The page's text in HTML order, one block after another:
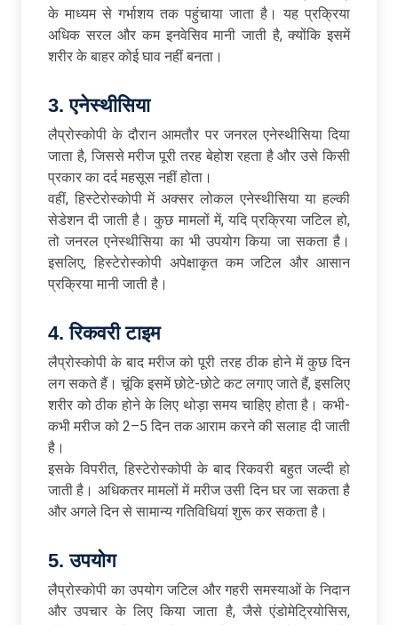
के माध्यम से गर्भाशय तक पहुंचाया जाता है। यह प्रक्रिया
अधिक सरल और कम इनवेसिव मानी जाती है, क्योंकि इसमें
शरीर के बाहर कोई घाव नहीं बनता।
3.एनेस्थीसिया
लैप्रोस्कोपी के दौरान आमतौर पर जनरल एनेस्थीसिया दिया
जाता है, जिससे मरीज पूरी तरह बेहोश रहता है और उसे किसी
प्रकार का दर्द महसूस नहीं होता।
वहीं, हिस्टेरोस्कोपी में अक्सर लोकल एनेस्थीसिया या हल्की
सेडेशन दी जाती है। कुछ मामलों में, यदि प्रक्रिया जटिल हो,
तो जनरल एनेस्थीसिया का भी उपयोग किया जा सकता है।
इसलिए, हिस्टेरोस्कोपी अपेक्षाकृत कम जटिल और आसान
प्रक्रिया मानी जाती है।
4.रिकवरी टाइम
लैप्रोस्कोपी के बाद मरीज को पूरी तरह ठीक होने में कुछ दिन
लग सकते हैं। चूंकि इसमें छोटे-छोटे कट लगाए जाते हैं, इसलिए
शरीर को ठीक होने के लिए थोड़ा समय चाहिए होता है। कभी-
कभी मरीज को 2–5 दिन तक आराम करने की सलाह दी जाती
है।
इसके विपरीत, हिस्टेरोस्कोपी के बाद रिकवरी बहुत जल्दी हो
जाती है। अधिकतर मामलों में मरीज उसी दिन घर जा सकता है
और अगले दिन से सामान्य गतिविधियां शुरू कर सकता है।
5.उपयोग
लैप्रोस्कोपी का उपयोग जटिल और गहरी समस्याओं के निदान
और उपचार के लिए किया जाता है, जैसे एंडोमेट्रियोसिस,